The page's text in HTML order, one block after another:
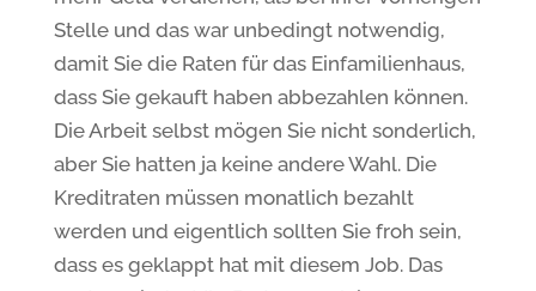
Stelle und das war unbedingt notwendig,
damit Sie die Raten für das Einfamilienhaus,
dass Sie gekauft haben abbezahlen können.
Die Arbeit selbst mögen Sie nicht sonderlich,
aber Sie hatten ja keine andere Wahl. Die
Kreditraten müssen monatlich bezahlt
werden und eigentlich sollten Sie froh sein,
dass es geklappt hat mit diesem Job. Das